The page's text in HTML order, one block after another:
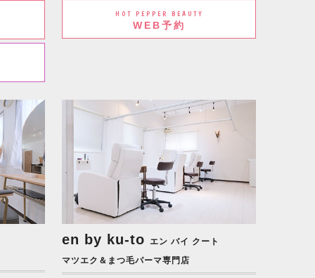
HOT PEPPER BEAUTY
WEB予約
en by ku-to
エン バイ クート
マツエク＆まつ毛パーマ専門店